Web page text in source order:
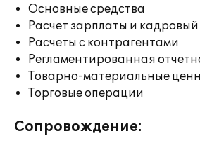
Основные средства
Расчет зарплаты и кадровый
Расчеты с контрагентами
Регламентированная
Товарно-материальные
Торговые операции
Сопровождение: